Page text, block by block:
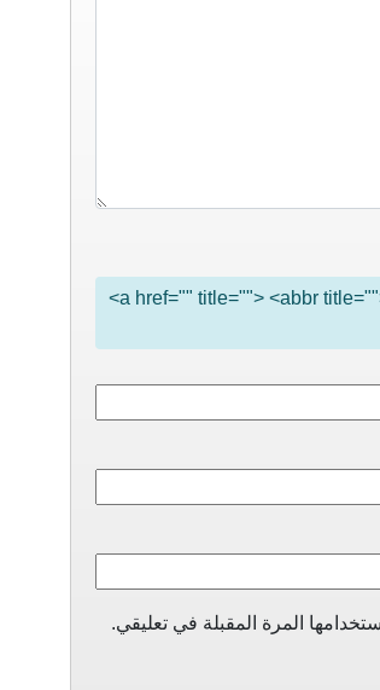
<a href="" title=""> <abbr
المرة المقبلة في تعليقي.